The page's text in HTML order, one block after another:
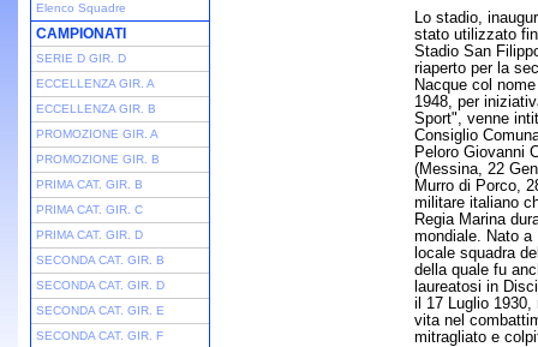
Elenco Squadre
CAMPIONATI
SERIE D GIR. D
ECCELLENZA GIR. A
ECCELLENZA GIR. B
PROMOZIONE GIR. A
PROMOZIONE GIR. B
PRIMA CAT. GIR. B
PRIMA CAT. GIR. C
PRIMA CAT. GIR. D
SECONDA CAT. GIR. B
SECONDA CAT. GIR. D
SECONDA CAT. GIR. E
SECONDA CAT. GIR. F
Lo stadio,
stato utilizzato
Stadio San
riaperto per la
Nacque col
1948, per
Sport", venne
Consiglio
Peloro Giovanni
(Messina, 22
Murro di Porco,
militare italiano
Regia Marina
mondiale. Nato
locale squadra
della quale fu
laureatosi in
il 17 Luglio 1930,
vita nel
mitragliato e